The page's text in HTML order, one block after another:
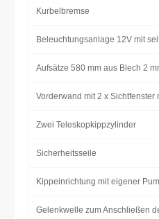
Kurbelbremse
Beleuchtungsanlage 12V mit
Aufsätze 580 mm aus Blech 2
Vorderwand mit 2 x Sichtfenster
Zwei Teleskopkippzylinder
Sicherheitsseile
Kippeinrichtung mit eigener
Gelenkwelle zum Anschließen